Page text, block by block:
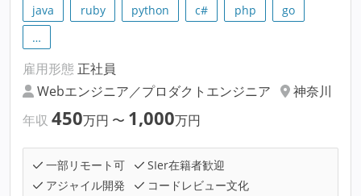
java ruby python c# php
go
…
雇用形態 正社員
Webエンジニア／プロダクトエンジニア
神奈川
年収 450万円 〜 1,000万円
一部リモート可
SIer在籍者歓迎
アジャイル開発
コードレビュー文化